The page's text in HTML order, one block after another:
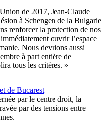
de 2017, Jean-Claude
à Schengen de la Bulgarie
renforcer la protection de nos
ouvrir l’espace
Nous devrions aussi
à part entière de
tous les critères. »
de Bucarest
par le centre droit, la
par des tensions entre